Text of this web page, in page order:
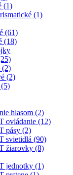
(1)
(1)
(61)
(18)
(2)
(2)
hlasom (2)
ovládanie (12)
pásy (2)
svietidlá (90)
žiarovky (8)
jednotky (1)